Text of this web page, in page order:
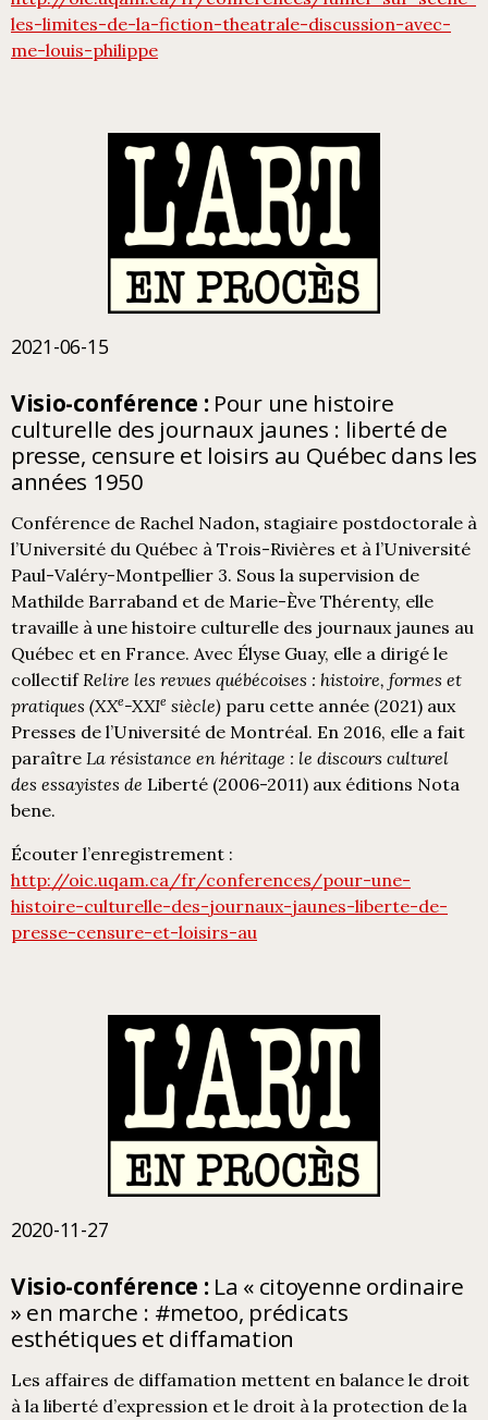
les-limites-de-la-fiction-theatrale-discussion-avec-
me-louis-philippe
2021-06-15
Visio-conférence :Pour une histoire
culturelle des journaux jaunes : liberté de
presse, censure et loisirs au Québec dans les
années 1950
Conférence de Rachel Nadon, stagiaire postdoctorale à
l’Université du Québec à Trois-Rivières et à l’Université
Paul-Valéry-Montpellier 3. Sous la supervision de
Mathilde Barraband et de Marie-Ève Thérenty, elle
travaille à une histoire culturelle des journaux jaunes au
Québec et en France. Avec Élyse Guay, elle a dirigé le
collectifRelire les revues québécoises : histoire, formes et
pratiques (XXe-XXIe siècle) paru cette année (2021) aux
Presses de l’Université de Montréal. En 2016, elle a fait
paraître La résistance en héritage : le discours culturel
des essayistes de Liberté (2006-2011) aux éditions Nota
bene.
Écouter l’enregistrement :
http://oic.uqam.ca/fr/conferences/pour-une-
histoire-culturelle-des-journaux-jaunes-liberte-de-
presse-censure-et-loisirs-au
2020-11-27
Visio-conférence :La « citoyenne ordinaire
» en marche : #metoo, prédicats
esthétiques et diffamation
Les affaires de diffamation mettent en balance le droit
à la liberté d’expression et le droit à la protection de la